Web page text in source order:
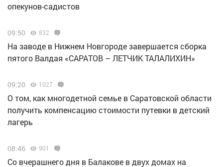
опекунов-садистов
09:50 832
Н️а заводе в Нижнем Новгороде завершается сборка
пятого Валдая «САРАТОВ – ЛЕТЧИК ТАЛАЛИХИН»
09:20 1027
О том, как многодетной семье в Саратовской области
получить компенсацию стоимости путевки в детский
лагерь
08:46 901
Со вчерашнего дня в Балакове в двух домах на